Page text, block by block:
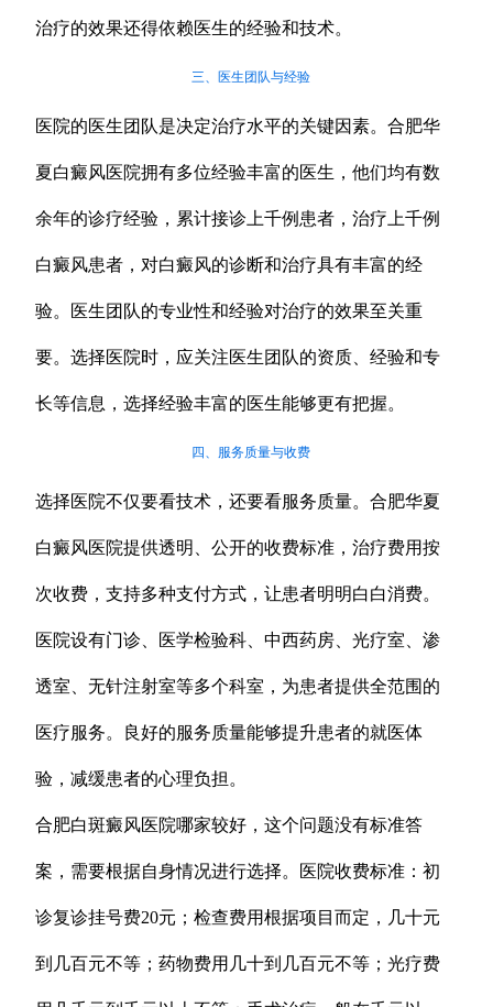
治疗的效果还得依赖医生的经验和技术。
三、医生团队与经验
医院的医生团队是决定治疗水平的关键因素。合肥华
夏白癜风医院拥有多位经验丰富的医生，他们均有数
余年的诊疗经验，累计接诊上千例患者，治疗上千例
白癜风患者，对白癜风的诊断和治疗具有丰富的经
验。医生团队的专业性和经验对治疗的效果至关重
要。选择医院时，应关注医生团队的资质、经验和专
长等信息，选择经验丰富的医生能够更有把握。
四、服务质量与收费
选择医院不仅要看技术，还要看服务质量。合肥华夏
白癜风医院提供透明、公开的收费标准，治疗费用按
次收费，支持多种支付方式，让患者明明白白消费。
医院设有门诊、医学检验科、中西药房、光疗室、渗
透室、无针注射室等多个科室，为患者提供全范围的
医疗服务。良好的服务质量能够提升患者的就医体
验，减缓患者的心理负担。
合肥白斑癜风医院哪家较好，这个问题没有标准答
案，需要根据自身情况进行选择。医院收费标准：初
诊复诊挂号费20元；检查费用根据项目而定，几十元
到几百元不等；药物费用几十到几百元不等；光疗费